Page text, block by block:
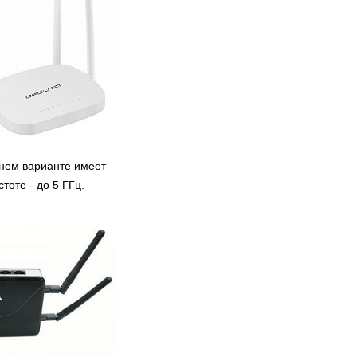
варианте имеет
- до 5 ГГц.